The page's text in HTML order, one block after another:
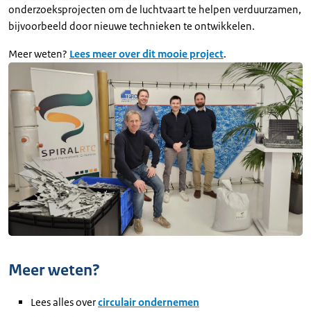
onderzoeksprojecten om de luchtvaart te helpen verduurzamen,
bijvoorbeeld door nieuwe technieken te ontwikkelen.
Meer weten? Lees meer over dit mooie project.
Meer weten?
Lees alles overcirculair ondernemen